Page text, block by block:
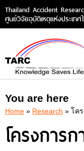
Thailand Accident
ศูนย์วิจัยอุบัติเหตุแห่งประเทศ
You are here
Home » Research » โค
โครงการ